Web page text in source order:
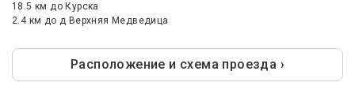
18.5 кмдо Курска
2.4 км до д Верхняя Медведица
Расположение и схема проезда ›